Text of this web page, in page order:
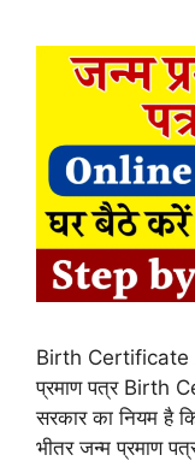
Birth Certificate
प्रमाण पत्र Birth
सरकार का नियम है
भीतर जन्म प्रमाण